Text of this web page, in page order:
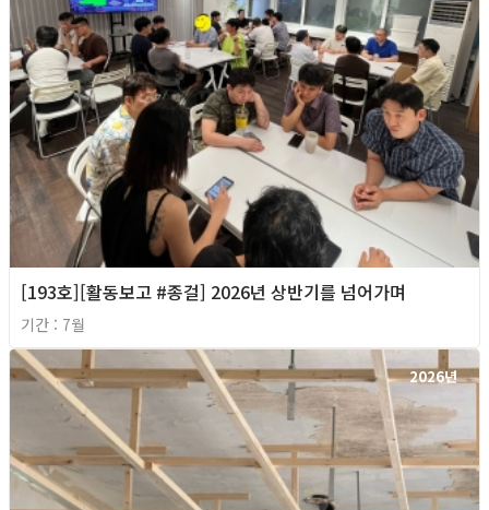
[193호][활동보고 #종걸] 2026년 상반기를 넘어가며
기간 : 7월
2026년